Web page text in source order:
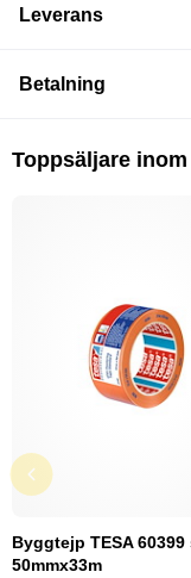
Leverans
Betalning
Toppsäljare
Byggtejp TESA 60399
50mmx33m